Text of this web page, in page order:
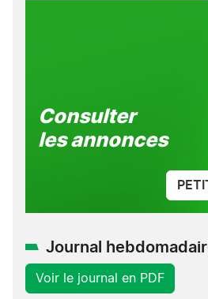
Consulter
les annonces
Journal
Voir le journal en PDF